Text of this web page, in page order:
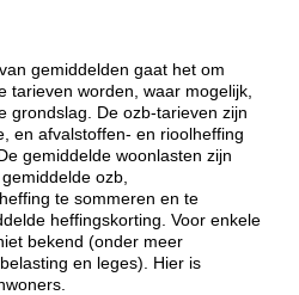
gemiddelden gaat het om
tarieven worden, waar mogelijk,
grondslag. De ozb-tarieven zijn
en afvalstoffen- en rioolheffing
gemiddelde woonlasten zijn
ozb,
te sommeren en te
heffingskorting. Voor enkele
bekend (onder meer
en leges). Hier is